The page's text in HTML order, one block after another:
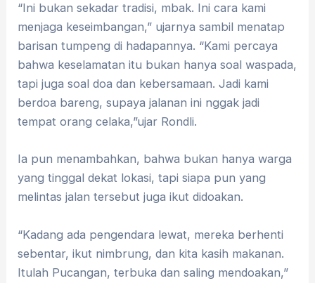
“Ini bukan sekadar tradisi, mbak. Ini cara kami
menjaga keseimbangan,” ujarnya sambil menatap
barisan tumpeng di hadapannya. “Kami percaya
bahwa keselamatan itu bukan hanya soal waspada,
tapi juga soal doa dan kebersamaan. Jadi kami
berdoa bareng, supaya jalanan ini nggak jadi
tempat orang celaka,”ujar Rondli.
Ia pun menambahkan, bahwa bukan hanya warga
yang tinggal dekat lokasi, tapi siapa pun yang
melintas jalan tersebut juga ikut didoakan.
“Kadang ada pengendara lewat, mereka berhenti
sebentar, ikut nimbrung, dan kita kasih makanan.
Itulah Pucangan, terbuka dan saling mendoakan,”